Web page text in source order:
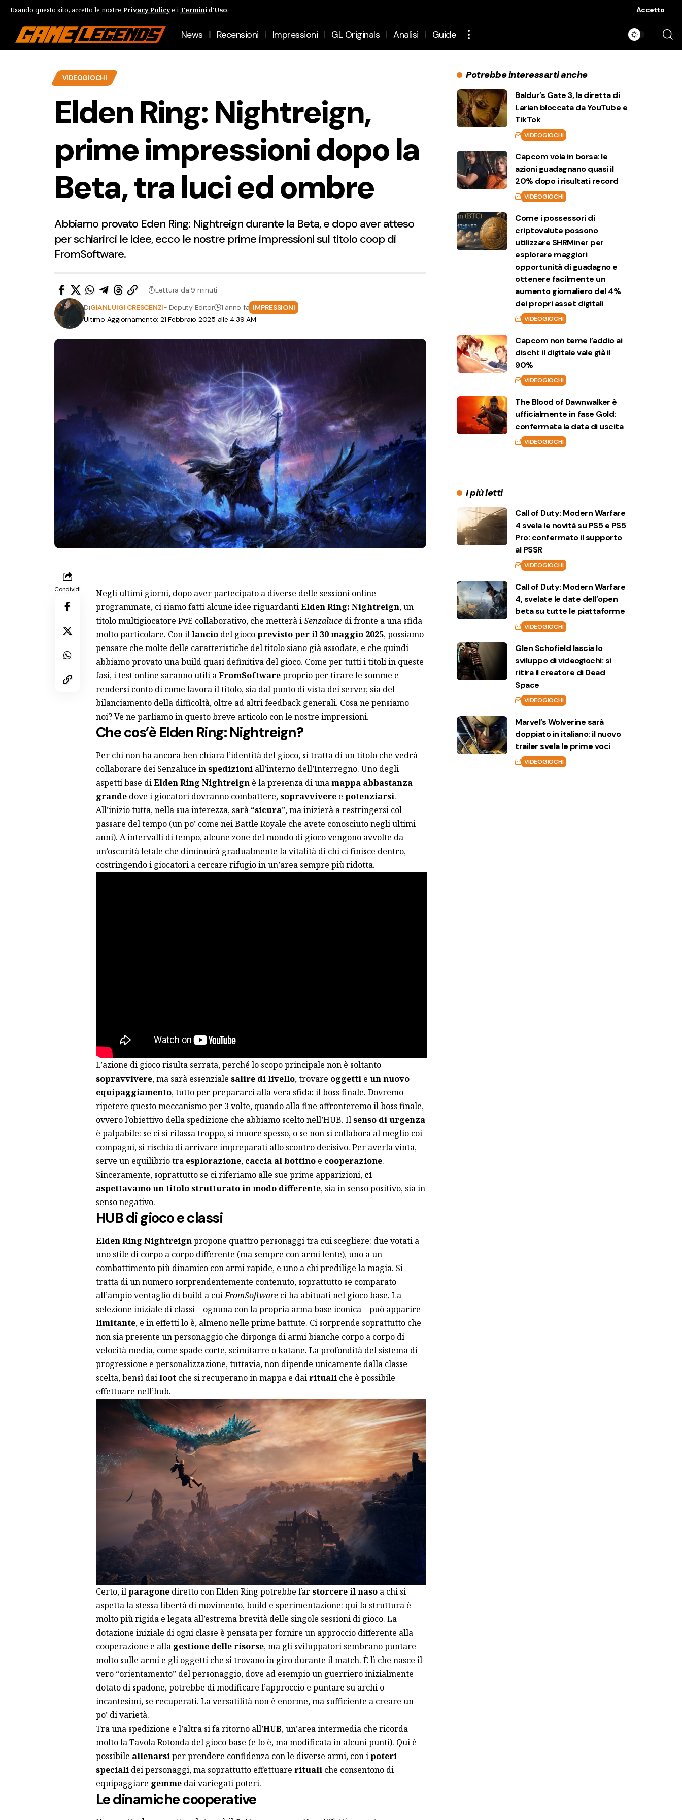
Usando questo sito, accetto le nostre Privacy Policye i Termini d'Uso. Accetto
News Recensioni Impressioni GL Originals Analisi Guide
VIDEOGIOCHI
Elden Ring: Nightreign,
prime impressioni dopo la
Beta, tra luci ed ombre
Abbiamo provato Eden Ring: Nightreign durante la Beta, e dopo aver atteso
per schiarirci le idee, ecco le nostre prime impressioni sul titolo coop di
FromSoftware.
Ultimo Aggiornamento: 21 Febbraio 2025 alle 4:39 AM
DiGIANLUIGI CRESCENZI- Deputy Editor 1 anno fa IMPRESSIONI
Lettura da 9 minuti
Condividi
Negli ultimi giorni, dopo aver partecipato a diverse delle sessioni online
programmate, ci siamo fatti alcune idee riguardantiElden Ring: Nightreign, un
titolo multigiocatore PvE collaborativo, che metterà iSenzalucedi fronte a una sfida
molto particolare. Con illanciodel giocoprevisto per il 30 maggio 2025, possiamo
pensare che molte delle caratteristiche del titolo siano già assodate, e che quindi
abbiamo provato una build quasi definitiva del gioco. Come per tutti i titoli in queste
fasi, i test online saranno utili aFromSoftwareproprio per tirare le somme e
rendersi conto di come lavora il titolo, sia dal punto di vista dei server, sia del
bilanciamento della difficoltà, oltre ad altri feedback generali. Cosa ne pensiamo
noi? Ve ne parliamo in questo breve articolo con le nostre impressioni.
Che cos’è Elden Ring: Nightreign?
Per chi non ha ancora ben chiara l’identità del gioco, si tratta di un titolo che vedrà
collaborare dei Senzaluce inspedizioniall’interno dell’Interregno. Uno degli
aspetti base diElden Ring Nightreignè la presenza di unamappa abbastanza
grandedove i giocatori dovranno combattere,sopravvivere e potenziarsi.
All’inizio tutta, nella sua interezza, sarà “sicura”, ma inizierà a restringersi col
passare del tempo (un po’ come nei Battle Royale che avete conosciuto negli ultimi
anni). A intervalli di tempo, alcune zone del mondo di gioco vengono avvolte da
un’oscurità letale che diminuirà gradualmente la vitalità di chi ci finisce dentro,
costringendo i giocatori a cercare rifugio in un’area sempre più ridotta.
L’azione di gioco risulta serrata, perché lo scopo principale non è soltanto
sopravvivere, ma sarà essenziale salire di livello, trovare oggetti e un nuovo
equipaggiamento, tutto per prepararci alla vera sfida: il boss finale. Dovremo
ripetere questo meccanismo per 3 volte, quando alla fine affronteremo il boss finale,
ovvero l’obiettivo della spedizione che abbiamo scelto nell’HUB. Ilsenso di urgenza
è palpabile: se ci si rilassa troppo, si muore spesso, o se non si collabora al meglio coi
compagni, si rischia di arrivare impreparati allo scontro decisivo. Per averla vinta,
serve un equilibrio tra esplorazione, caccia al bottinoe cooperazione.
Sinceramente, soprattutto se ci riferiamo alle sue prime apparizioni, ci
aspettavamo un titolo strutturato in modo differente, sia in senso positivo, sia in
senso negativo.
HUB di gioco e classi
Elden Ring Nightreignpropone quattro personaggi tra cui scegliere: due votati a
uno stile di corpo a corpo differente (ma sempre con armi lente), uno a un
combattimento più dinamico con armi rapide, e uno a chi predilige la magia. Si
tratta di un numero sorprendentemente contenuto, soprattutto se comparato
all’ampio ventaglio di build a cuiFromSoftwareci ha abituati nel gioco base. La
selezione iniziale di classi – ognuna con la propria arma base iconica – può apparire
limitante, e in effetti lo è, almeno nelle prime battute. Ci sorprende soprattutto che
non sia presente un personaggio che disponga di armi bianche corpo a corpo di
velocità media, come spade corte, scimitarre o katane. La profondità del sistema di
progressione e personalizzazione, tuttavia, non dipende unicamente dalla classe
scelta, bensì dailootche si recuperano in mappa e dairitualiche è possibile
effettuare nell’hub.
Certo, ilparagonediretto con Elden Ring potrebbe farstorcere il nasoa chi si
aspetta la stessa libertà di movimento, build e sperimentazione: qui la struttura è
molto più rigida e legata all’estrema brevità delle singole sessioni di gioco. La
dotazione iniziale di ogni classe è pensata per fornire un approccio differente alla
cooperazione e alla gestione delle risorse, ma gli sviluppatori sembrano puntare
molto sulle armi e gli oggetti che si trovano in giro durante il match. È lì che nasce il
vero “orientamento” del personaggio, dove ad esempio un guerriero inizialmente
dotato di spadone, potrebbe di modificare l’approccio e puntare su archi o
incantesimi, se recuperati. La versatilità non è enorme, ma sufficiente a creare un
po’ di varietà.
Tra una spedizione e l’altra si fa ritorno all’HUB, un’area intermedia che ricorda
molto la Tavola Rotonda del gioco base (e lo è, ma modificata in alcuni punti). Qui è
possibile allenarsiper prendere confidenza con le diverse armi, con ipoteri
specialidei personaggi, ma soprattutto effettuare ritualiche consentono di
equipaggiare gemmedai variegati poteri.
Le dinamiche cooperative
Potrebbe interessarti anche
Baldur’s Gate 3, la diretta di
Larian bloccata da YouTube e
TikTok
VIDEOGIOCHI
Capcom vola in borsa: le
azioni guadagnano quasi il
20% dopo i risultati record
VIDEOGIOCHI
Come i possessori di
criptovalute possono
utilizzare SHRMiner per
esplorare maggiori
opportunità di guadagno e
ottenere facilmente un
aumento giornaliero del 4%
dei propri asset digitali
VIDEOGIOCHI
Capcom non teme l’addio ai
dischi: il digitale vale già il
90%
VIDEOGIOCHI
The Blood of Dawnwalker è
ufficialmente in fase Gold:
confermata la data di uscita
VIDEOGIOCHI
I più letti
Call of Duty: Modern Warfare
4 svela le novità su PS5 e PS5
Pro: confermato il supporto
al PSSR
VIDEOGIOCHI
Call of Duty: Modern Warfare
4, svelate le date dell’open
beta su tutte le piattaforme
VIDEOGIOCHI
Glen Schofield lascia lo
sviluppo di videogiochi: si
ritira il creatore di Dead
Space
VIDEOGIOCHI
Marvel’s Wolverine sarà
doppiato in italiano: il nuovo
trailer svela le prime voci
VIDEOGIOCHI